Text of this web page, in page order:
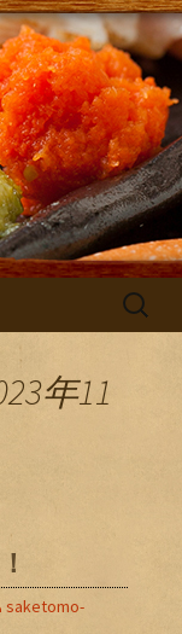
グ
さけともま
酒のン入荷
るブログで
検
年11
saketomo-